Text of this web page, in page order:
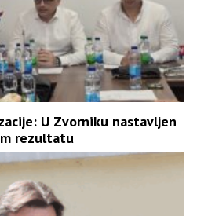
U Zvorniku nastavljen
rezultatu